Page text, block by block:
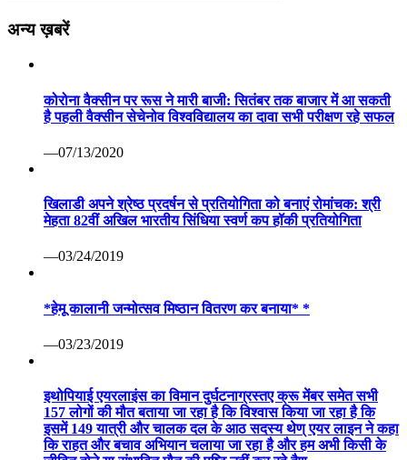
अन्य ख़बरें
कोरोना वैक्सीन पर रूस ने मारी बाजी: सितंबर तक बाजार में आ सकती
है पहली वैक्सीन सेचेनोव विश्वविद्यालय का दावा सभी परीक्षण रहे सफल
—07/13/2020
खिलाडी अपने श्रेष्ठ प्रदर्षन से प्रतियोगिता को बनाएं रोमांचक: श्री
मेहता 82वीं अखिल भारतीय सिंधिया स्वर्ण कप हॉकी प्रतियोगिता
—03/24/2019
*हेमू कालानी जन्मोत्सव मिष्ठान वितरण कर बनाया* *
—03/23/2019
इथोपियाई एयरलाइंस का विमान दुर्घटनाग्रस्तए क्रू मेंबर समेत सभी
157 लोगों की मौत बताया जा रहा है कि विश्वास किया जा रहा है कि
इसमें 149 यात्री और चालक दल के आठ सदस्य थेण् एयर लाइन ने कहा
कि राहत और बचाव अभियान चलाया जा रहा है और हम अभी किसी के